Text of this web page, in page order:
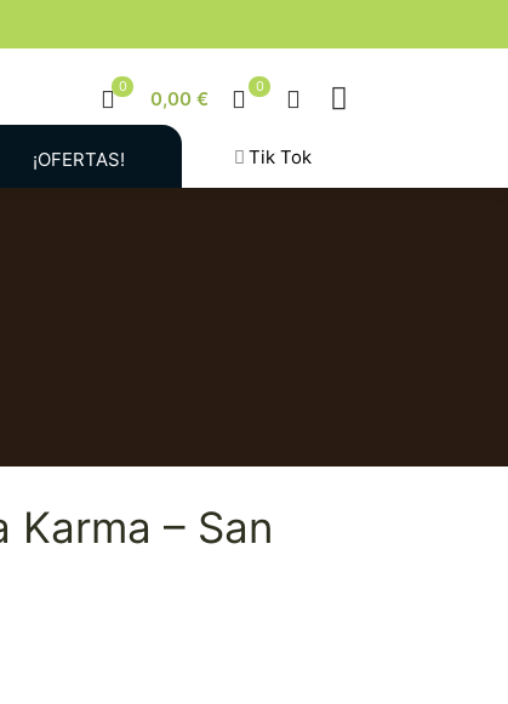
0
0,00 €
0
¡OFERTAS! Tik Tok
Karma – San